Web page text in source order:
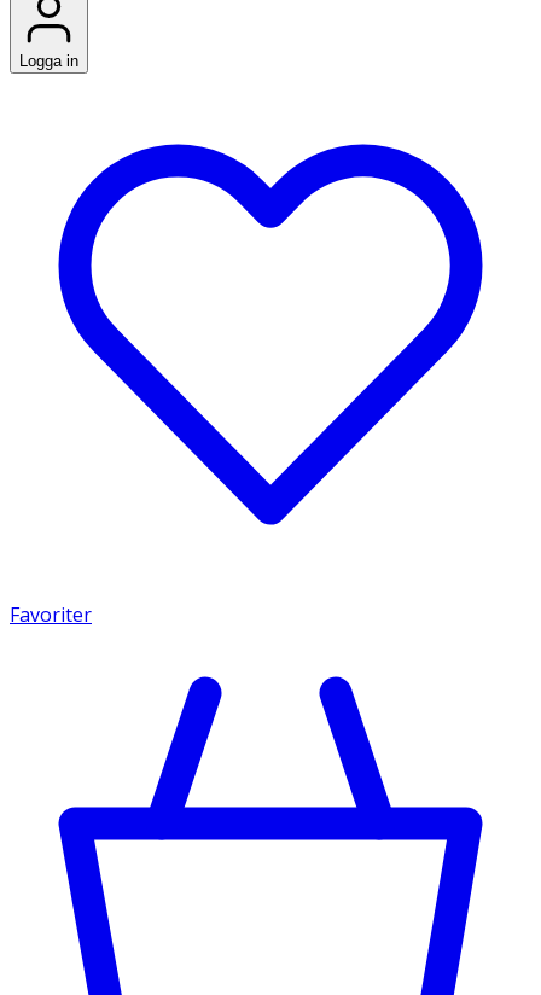
Logga in
Favoriter